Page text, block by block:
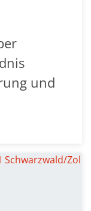
und